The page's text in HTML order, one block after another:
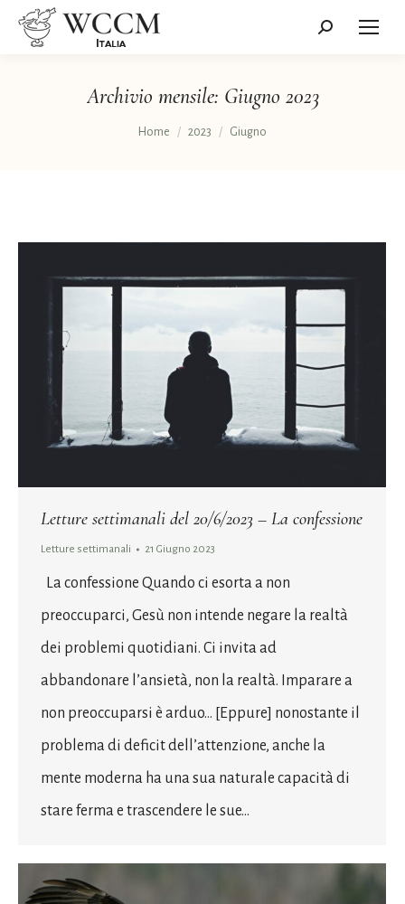
Cerca:
Archivio mensile: Giugno 2023
Tu sei qui:
Home 2023 Giugno
Letture settimanali del 20/6/2023 – La confessione
Letture settimanali 21 Giugno 2023
La confessione Quando ci esorta a non
preoccuparci, Gesù non intende negare la realtà
dei problemi quotidiani. Ci invita ad
abbandonare l’ansietà, non la realtà. Imparare a
non preoccuparsi è arduo… [Eppure] nonostante il
problema di deficit dell’attenzione, anche la
mente moderna ha una sua naturale capacità di
stare ferma e trascendere le sue…